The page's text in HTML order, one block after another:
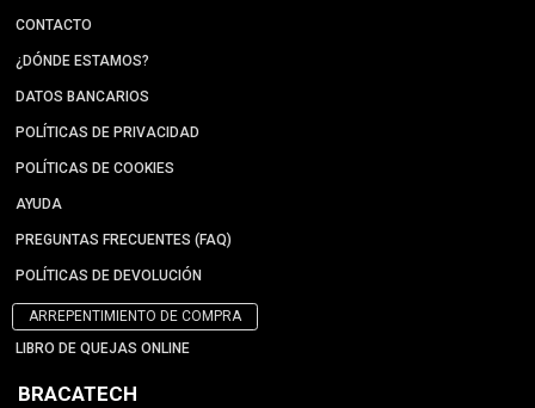
CONTACTO
¿DÓNDE ESTAMOS?
DATOS BANCARIOS
POLÍTICAS DE PRIVACIDAD
POLÍTICAS DE COOKIES
AYUDA
PREGUNTAS FRECUENTES (FAQ)
POLÍTICAS DE DEVOLUCIÓN
ARREPENTIMIENTO DE COMPRA
LIBRO DE QUEJAS ONLINE
BRACATECH